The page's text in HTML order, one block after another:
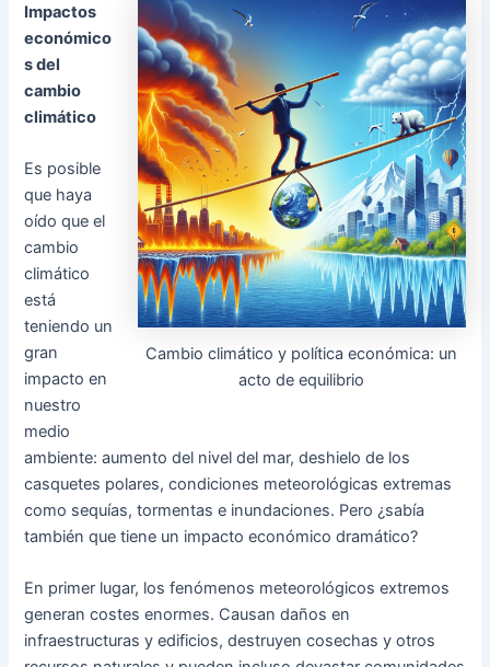
Cambio climático y política económica: un
acto de equilibrio
Impactos
económico
s del
cambio
climático
Es posible
que haya
oído que el
cambio
climático
está
teniendo un
gran
impacto en
nuestro
medio
ambiente: aumento del nivel del mar, deshielo de los
casquetes polares, condiciones meteorológicas extremas
como sequías, tormentas e inundaciones. Pero ¿sabía
también que tiene un impacto económico dramático?
En primer lugar, los fenómenos meteorológicos extremos
generan costes enormes. Causan daños en
infraestructuras y edificios, destruyen cosechas y otros